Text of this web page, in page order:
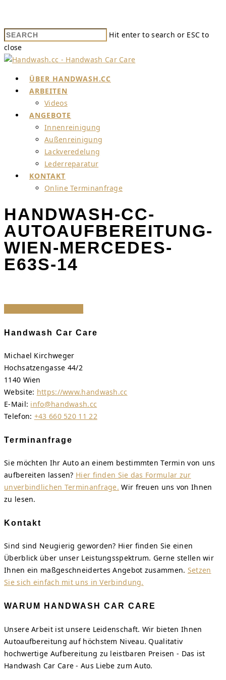
Hit enter to search or ESC to
close
ÜBER HANDWASH.CC
ARBEITEN
Videos
ANGEBOTE
Innenreinigung
Außenreinigung
Lackveredelung
Lederreparatur
KONTAKT
Online Terminanfrage
HANDWASH-CC-
AUTOAUFBEREITUNG-
WIEN-MERCEDES-
E63S-14
Handwash Car Care
Michael Kirchweger
Hochsatzengasse 44/2
1140 Wien
Website: https://www.handwash.cc
E-Mail: info@handwash.cc
Telefon: +43 660 520 11 22
Terminanfrage
Sie möchten Ihr Auto an einem bestimmten Termin von uns
aufbereiten lassen? Hier finden Sie das Formular zur
unverbindlichen Terminanfrage. Wir freuen uns von Ihnen
zu lesen.
Kontakt
Sind sind Neugierig geworden? Hier finden Sie einen
Überblick über unser Leistungsspektrum. Gerne stellen wir
Ihnen ein maßgeschneidertes Angebot zusammen. Setzen
Sie sich einfach mit uns in Verbindung.
WARUM HANDWASH CAR CARE
Unsere Arbeit ist unsere Leidenschaft. Wir bieten Ihnen
Autoaufbereitung auf höchstem Niveau. Qualitativ
hochwertige Aufbereitung zu leistbaren Preisen - Das ist
Handwash Car Care - Aus Liebe zum Auto.